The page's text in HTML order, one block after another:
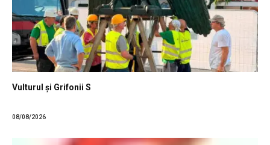
Vulturul și Grifonii S
08/08/2026